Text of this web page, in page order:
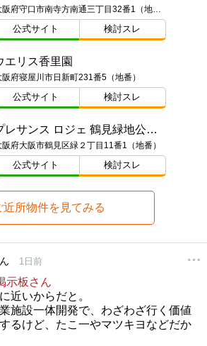
大阪府守口市南寺方南通三丁目32番1（地番）
公式サイト 検討スレ
エリス香里園
阪府寝屋川市日新町231番5（地番）
公式サイト 検討スレ
プレサンス ロジェ 鶴見緑地公園 フロント
阪府大阪市鶴見区緑２丁目11番1（地番）
公式サイト 検討スレ
近所物件を見てみる
1日前
示板さん
近いからだと。
施設一体開発で、わざわざ行く価値
るけど、たこ一やマツキヨなどだか